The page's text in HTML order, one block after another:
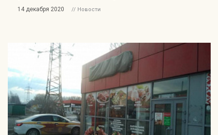
14 декабря 2020 // Новости